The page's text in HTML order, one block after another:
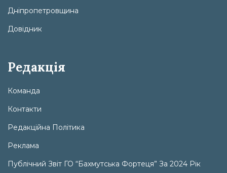
Дніпропетровщина
Довідник
Редакція
Команда
Контакти
Редакційна Політика
Реклама
Публічний Звіт ГО “Бахмутська Фортеця” За 2024 Рік